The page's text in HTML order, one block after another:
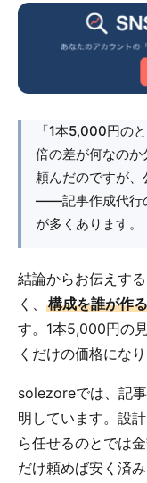
「1本5,000円の
倍の差が何なの
頼んだのですが、
――記事作成代行
が多くあります。
結論からお伝えす
く、 構成を誰が作
す。1本5,000円の
くだけの価格になり
solezoreでは、記
明しています。設
ら任せるのとでは
だけ頼めば安く済